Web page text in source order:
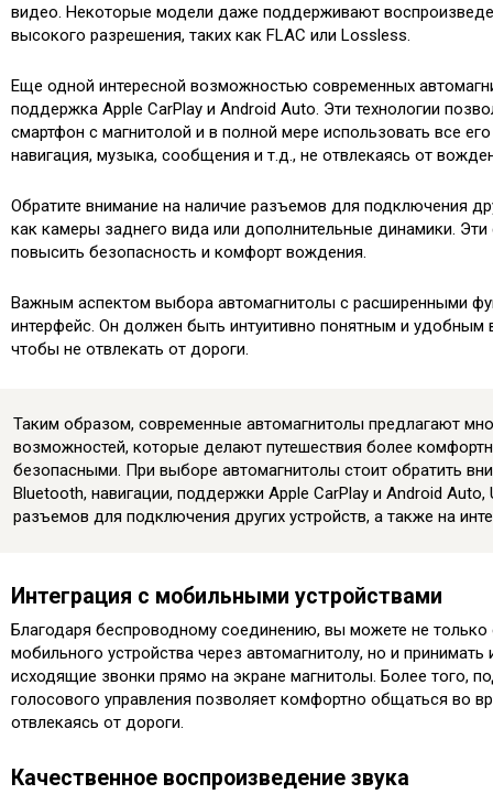
видео. Некоторые модели даже поддерживают
высокого разрешения, таких как FLAC или Lossless.
Еще одной интересной возможностью современных
поддержка Apple CarPlay и Android Auto. Эти технологии
смартфон с магнитолой и в полной мере использовать все
навигация, музыка, сообщения и т.д., не отвлекаясь от
Обратите внимание на наличие разъемов для подключения
как камеры заднего вида или дополнительные динамики. Эти
повысить безопасность и комфорт вождения.
Важным аспектом выбора автомагнитолы с расширенными
интерфейс. Он должен быть интуитивно понятным и удобным
чтобы не отвлекать от дороги.
Таким образом, современные автомагнитолы предлагают
возможностей, которые делают путешествия более
безопасными. При выборе автомагнитолы стоит обратить
Bluetooth, навигации, поддержки Apple CarPlay и Android Auto,
разъемов для подключения других устройств, а также на
Интеграция с мобильными устройствами
Благодаря беспроводному соединению, вы можете не только
мобильного устройства через автомагнитолу, но и
исходящие звонки прямо на экране магнитолы. Более того,
голосового управления позволяет комфортно общаться во
отвлекаясь от дороги.
Качественное воспроизведение звука